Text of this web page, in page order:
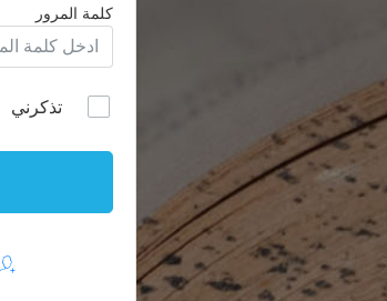
كلمة المرور
تذكرني